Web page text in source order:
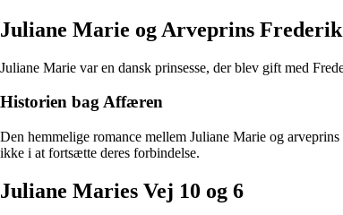
Juliane Marie og Arveprins Frederik
Juliane Marie var en dansk prinsesse, der blev gift med
Historien bag Affæren
Den hemmelige romance mellem Juliane Marie og
ikke i at fortsætte deres forbindelse.
Juliane Maries Vej 10 og 6